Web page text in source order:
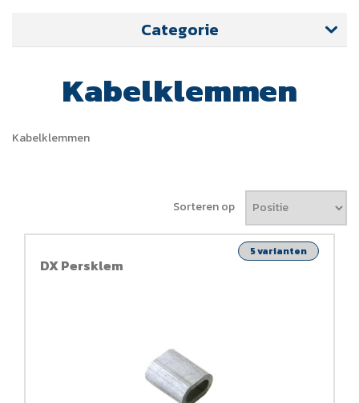
Categorie
Kabelklemmen
Kabelklemmen
Sorteren op
DX Persklem
5 varianten